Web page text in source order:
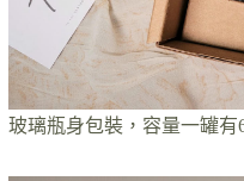
玻璃瓶身包裝，容量一罐有